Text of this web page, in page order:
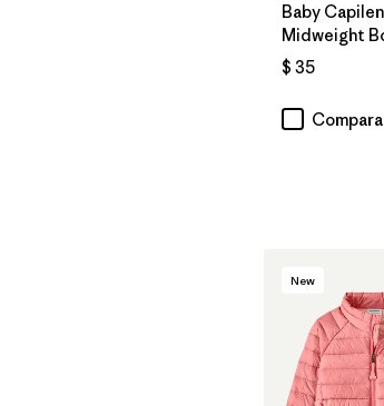
Baby
Midweight
$ 35
Compara
New